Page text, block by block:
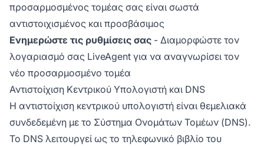
προσαρμοσμένος τομέας σας είναι σωστά
αντιστοιχισμένος και προσβάσιμος
Ενημερώστε τις ρυθμίσεις σας - Διαμορφώστε τον
λογαριασμό σας LiveAgent για να αναγνωρίσει τον
νέο προσαρμοσμένο τομέα
Αντιστοίχιση Κεντρικού Υπολογιστή και DNS
Η αντιστοίχιση κεντρικού υπολογιστή είναι θεμελιακά
συνδεδεμένη με το Σύστημα Ονομάτων Τομέων (DNS).
Το DNS λειτουργεί ως το τηλεφωνικό βιβλίο του